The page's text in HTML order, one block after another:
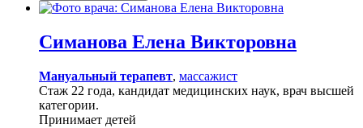
Симанова Елена Викторовна
Мануальный терапевт, массажист
Стаж 22 года, кандидат медицинских наук, врач высшей
категории.
Принимает детей